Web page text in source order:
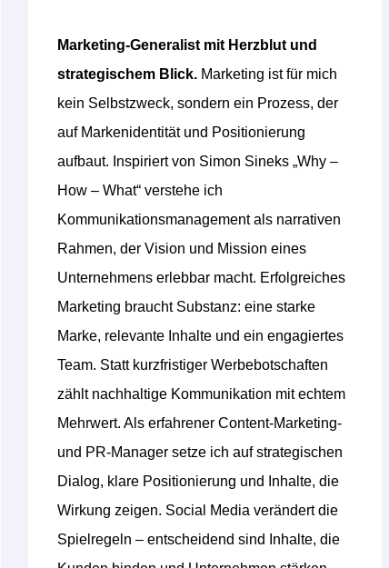
Marketing-Generalist mit Herzblut und
strategischem Blick. Marketing ist für mich
kein Selbstzweck, sondern ein Prozess, der
auf Markenidentität und Positionierung
aufbaut. Inspiriert von Simon Sineks „Why –
How – What“ verstehe ich
Kommunikationsmanagement als narrativen
Rahmen, der Vision und Mission eines
Unternehmens erlebbar macht. Erfolgreiches
Marketing braucht Substanz: eine starke
Marke, relevante Inhalte und ein engagiertes
Team. Statt kurzfristiger Werbebotschaften
zählt nachhaltige Kommunikation mit echtem
Mehrwert. Als erfahrener Content-Marketing-
und PR-Manager setze ich auf strategischen
Dialog, klare Positionierung und Inhalte, die
Wirkung zeigen. Social Media verändert die
Spielregeln – entscheidend sind Inhalte, die